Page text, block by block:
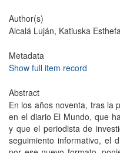
Author(s)
Alcalá Luján, Katiuska
Metadata
Show full item record
Abstract
En los años noventa, tras la
en el diario El Mundo, que
y que el periodista de
seguimiento informativo, el